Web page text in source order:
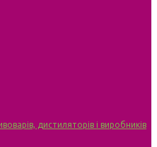
дистиляторів і виробників